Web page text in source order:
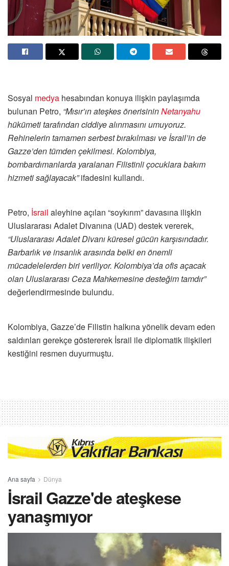
Sosyal medya hesabından konuya ilişkin paylaşımda
bulunan Petro, “Mısır’ın ateşkes önerisininNetanyahu
hükümeti tarafından ciddiye alınmasını umuyoruz.
Rehinelerin tamamen serbest bırakılması ve İsrail’in de
Gazze’den tümden çekilmesi. Kolombiya,
bombardımanlarda yaralanan Filistinli çocuklara bakım
hizmeti sağlayacak”ifadesini kullandı.
Petro, İsrail aleyhine açılan “soykırım” davasına ilişkin
Uluslararası Adalet Divanına (UAD) destek vererek,
“Uluslararası Adalet Divanı küresel gücün karşısındadır.
Barbarlık ve insanlık arasında belki en önemli
mücadelelerden biri veriliyor. Kolombiya’da ofis açacak
olan Uluslararası Ceza Mahkemesine desteğim tamdır”
değerlendirmesinde bulundu.
Kolombiya, Gazze’de Filistin halkına yönelik devam eden
saldırıları gerekçe göstererek İsrail ile diplomatik ilişkileri
kestiğini resmen duyurmuştu.
Ana sayfa Dünya
İsrail Gazze'de ateşkese
yanaşmıyor